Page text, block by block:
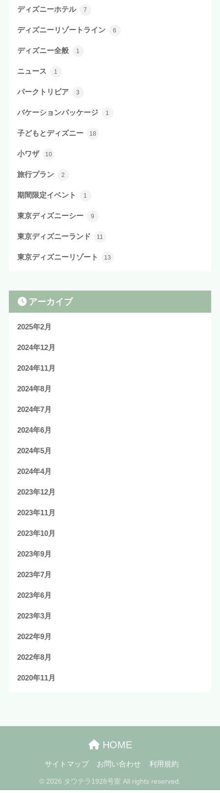
ディズニーホテル 7
ディズニーリゾートライン 6
ディズニー全般 1
ニュース 1
パークトリビア 3
バケーションパッケージ 1
子どもとディズニー 18
小ワザ 10
旅行プラン 2
期間限定イベント 1
東京ディズニーシー 9
東京ディズニーランド 11
東京ディズニーリゾート 13
アーカイブ
2025年2月
2024年12月
2024年11月
2024年8月
2024年7月
2024年6月
2024年5月
2024年4月
2023年12月
2023年11月
2023年10月
2023年9月
2023年7月
2023年6月
2023年3月
2022年9月
2022年8月
2020年11月
HOME
サイトマップ お問い合わせ 利用規約
© 2026 タワテラ1928号室 All rights reserved.